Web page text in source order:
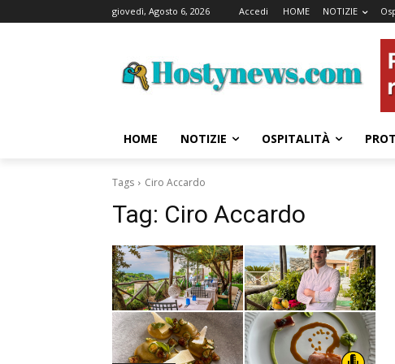
giovedì, Agosto 6, 2026 Accedi HOME NOTIZIE
HOME NOTIZIE OSPITALITÀ
Tags Ciro Accardo
Tag: Ciro Accardo